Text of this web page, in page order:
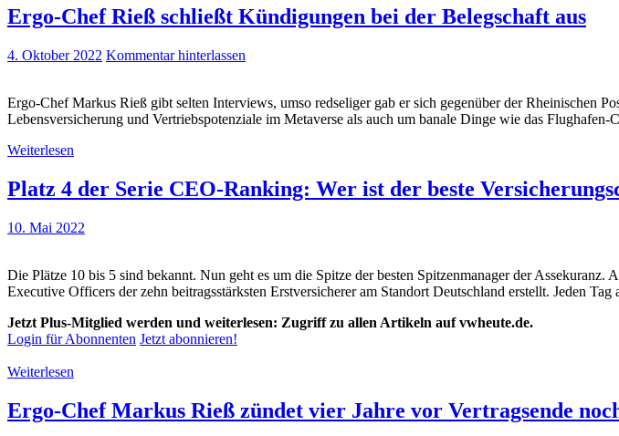
Ergo-Chef Rieß schließt Kündigungen bei der Belegschaft aus
4. Oktober 2022 Kommentar hinterlassen
Ergo-Chef Markus Rieß gibt selten Interviews, umso redseliger gab er sich gegenüber der Rheinischen
Lebensversicherung und Vertriebspotenziale im Metaverse als auch um banale Dinge wie das Flughafen-
Weiterlesen
Platz 4 der Serie CEO-Ranking: Wer ist der beste
10. Mai 2022
Die Plätze 10 bis 5 sind bekannt. Nun geht es um die Spitze der besten Spitzenmanager der
Executive Officers der zehn beitragsstärksten Erstversicherer am Standort Deutschland erstellt. Jeden
Jetzt Plus-Mitglied werden und weiterlesen: Zugriff zu allen Artikeln auf vwheute.de.
Login für Abonnenten Jetzt abonnieren!
Weiterlesen
Ergo-Chef Markus Rieß zündet vier Jahre vor Vertragsende